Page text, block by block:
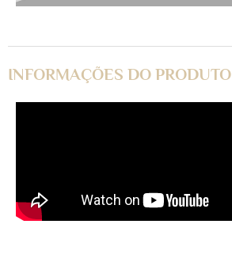
INFORMAÇÕES DO PRODUTO